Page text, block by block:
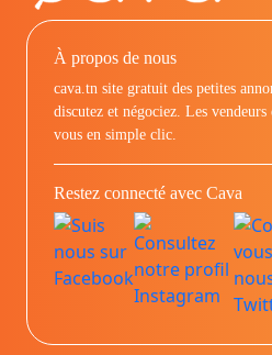
À propos de nous
cava.tn site gratuit des petites
discutez et négociez. Les vendeurs
vous en simple clic.
Restez connecté avec Cava